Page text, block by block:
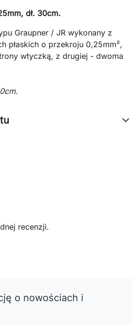
dł. 30cm.
Graupner / JR wykonany z
płaskich o przekroju 0,25mm²,
wtyczką, z drugiej - dwoma
recenzji.
o nowościach i